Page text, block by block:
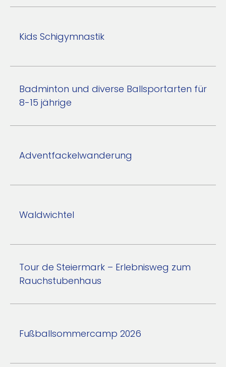
Kids Schigymnastik
Badminton und diverse Ballsportarten für
8-15 jährige
Adventfackelwanderung
Waldwichtel
Tour de Steiermark – Erlebnisweg zum
Rauchstubenhaus
Fußballsommercamp 2026